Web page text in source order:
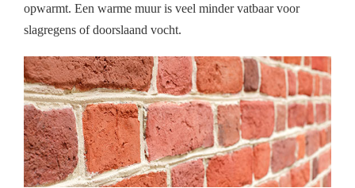
opwarmt. Een warme muur is veel minder vatbaar voor
slagregens of doorslaand vocht.